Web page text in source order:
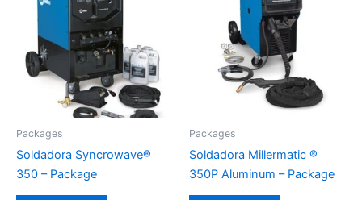
Packages
Soldadora Syncrowave®
350 – Package
Packages
Soldadora Millermatic ®
350P Aluminum – Package